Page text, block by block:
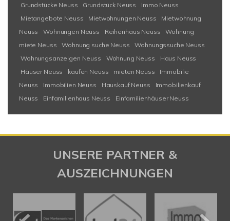
Grundstücke Neuss Grundstück Neuss
Immo Neuss
Mietangebote Neuss
Mietwohnungen Neuss
Mietwohnung
Neuss
Wohnungen Neuss Reihenhaus Neuss
Wohnung
miete Neuss
Wohnung suche Neuss
Wohnungssuche Neuss
Wohnungsanzeigen Neuss
Wohnung Neuss
Haus Neuss
Häuser Neuss
kaufen Neuss mieten Neuss
Immobilie
Neuss
Immobilien Neuss Hauskauf Neuss
Immobilienkauf
Neuss
Einfamilienhaus Neuss Einfamilienhäuser Neuss
UNSERE PARTNER &
AUSZEICHNUNGEN